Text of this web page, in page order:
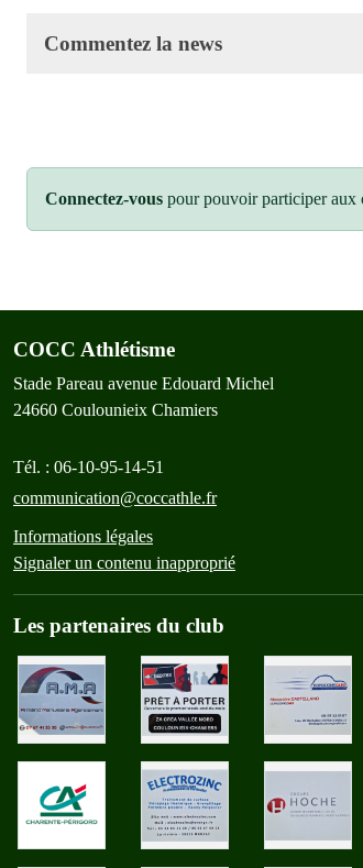
Commentez la news
Connectez-vous pour pouvoir participer aux
COCC Athlétisme
Stade Pareau avenue Edouard Michel
24660 Coulounieix Chamiers
Tél. : 06-10-95-14-51
communication@coccathle.fr
Informations légales
Signaler un contenu inapproprié
Les partenaires du club